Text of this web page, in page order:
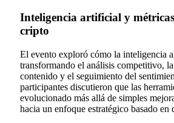
Inteligencia artificial y
cripto
El evento exploró cómo la inteligencia
transformando el análisis competitivo,
contenido y el seguimiento del
participantes discutieron que las
evolucionado más allá de simples
hacia un enfoque estratégico basado en